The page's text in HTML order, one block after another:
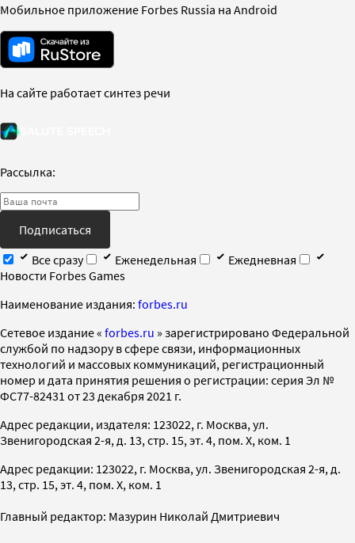
Мобильное приложение Forbes Russia на Android
На сайте работает синтез речи
Рассылка:
Подписаться
Все сразу
Еженедельная
Ежедневная
Новости Forbes Games
Наименование издания: forbes.ru
Cетевое издание « forbes.ru » зарегистрировано Федеральной
службой по надзору в сфере связи, информационных
технологий и массовых коммуникаций, регистрационный
номер и дата принятия решения о регистрации: серия Эл №
ФС77-82431 от 23 декабря 2021 г.
Адрес редакции, издателя: 123022, г. Москва, ул.
Звенигородская 2-я, д. 13, стр. 15, эт. 4, пом. X, ком. 1
Адрес редакции: 123022, г. Москва, ул. Звенигородская 2-я, д.
13, стр. 15, эт. 4, пом. X, ком. 1
Главный редактор: Мазурин Николай Дмитриевич